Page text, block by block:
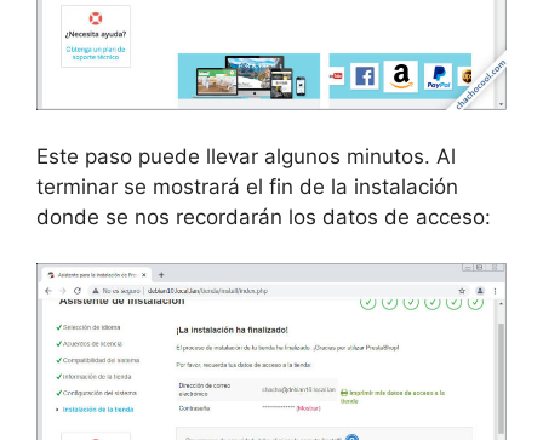
Este paso puede llevar algunos minutos. Al
terminar se mostrará el fin de la instalación
donde se nos recordarán los datos de acceso: